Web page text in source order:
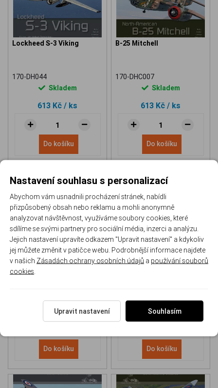
Lockheed S-3 Viking
170-DH044
Skladem
613 Kč / ks
Do košíku
B-25 Mitchell
170-DHC007
Skladem
613 Kč / ks
Do košíku
NH 90 helicopter Book
613 Kč/ ks
Do košíku
P-51D Mustang Book
565 Kč/ ks
Do košíku
Nastavení souhlasu s personalizací
Abychom vám usnadnili procházení stránek, nabídli
přizpůsobený obsah nebo reklamu a mohli anonymně
analyzovat návštěvnost, využíváme soubory cookies, které
sdílíme se svými partnery pro sociální média, inzerci a analýzu.
Jejich nastavení upravíte odkazem "Upravit nastavení" a kdykoliv
jej můžete změnit v patičce webu. Podrobnější informace najdete
v našich Zásadách ochrany osobních údajů a používání souborů
cookies
Upravit nastavení Souhlasím